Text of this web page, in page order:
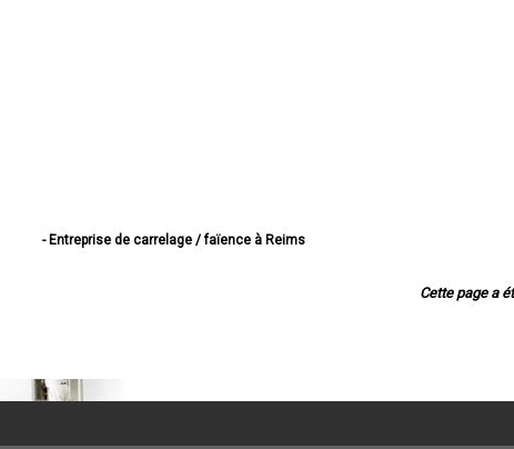
- Entreprise de carrelage / faïence à Reims
- Entreprise de carrelage / faïence à Fismes
- Entreprise de carrelage / faïence à Saint-Memmie
Cette page a